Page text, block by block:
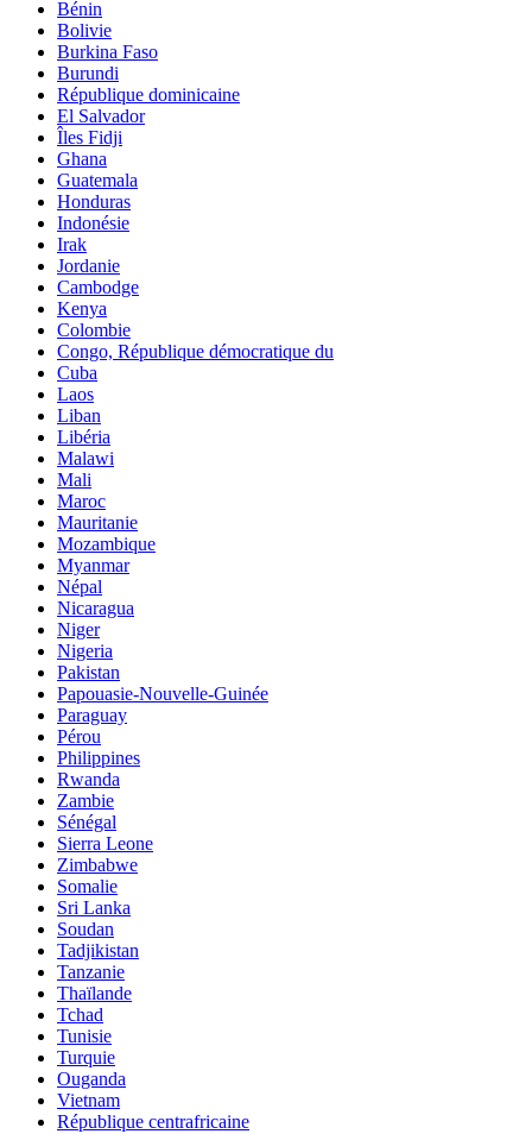
Bénin
Bolivie
Burkina Faso
Burundi
République dominicaine
El Salvador
Îles Fidji
Ghana
Guatemala
Honduras
Indonésie
Irak
Jordanie
Cambodge
Kenya
Colombie
Congo, République démocratique du
Cuba
Laos
Liban
Libéria
Malawi
Mali
Maroc
Mauritanie
Mozambique
Myanmar
Népal
Nicaragua
Niger
Nigeria
Pakistan
Papouasie-Nouvelle-Guinée
Paraguay
Pérou
Philippines
Rwanda
Zambie
Sénégal
Sierra Leone
Zimbabwe
Somalie
Sri Lanka
Soudan
Tadjikistan
Tanzanie
Thaïlande
Tchad
Tunisie
Turquie
Ouganda
Vietnam
République centrafricaine